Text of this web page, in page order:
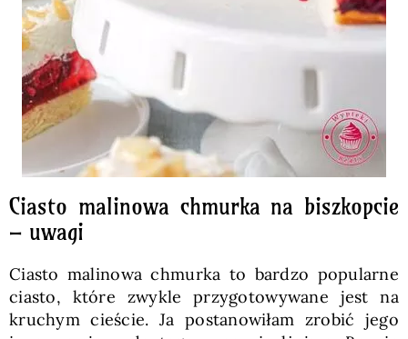
Ciasto malinowa chmurka na biszkopcie
– uwagi
Ciasto malinowa chmurka to bardzo popularne
ciasto, które zwykle przygotowywane jest na
kruchym cieście. Ja postanowiłam zrobić jego